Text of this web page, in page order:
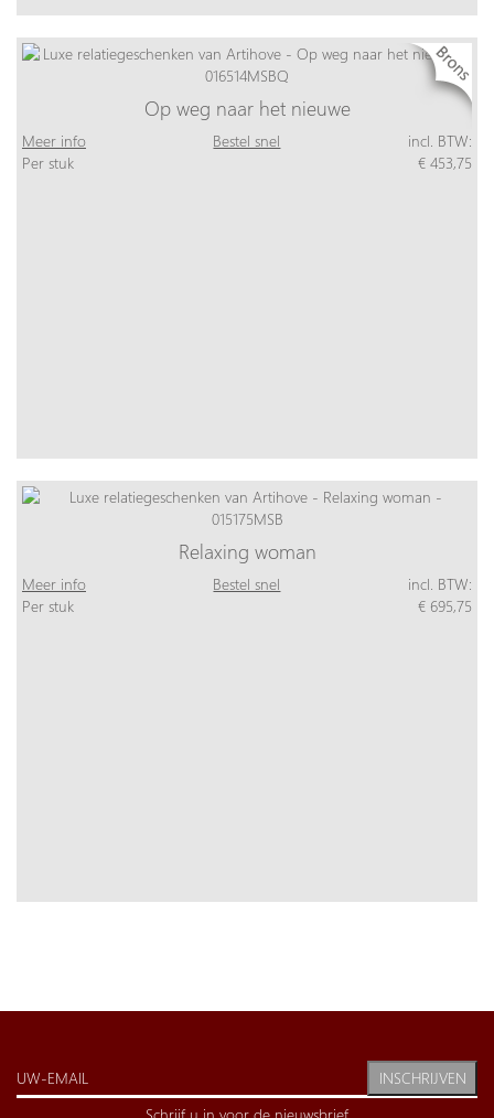
Op weg naar het nieuwe
Meer info Bestel snel
incl. BTW:
Per stuk
€ 453,75
Relaxing woman
Meer info Bestel snel
incl. BTW:
Per stuk
€ 695,75
INSCHRIJVEN
Schrijf u in voor de nieuwsbrief